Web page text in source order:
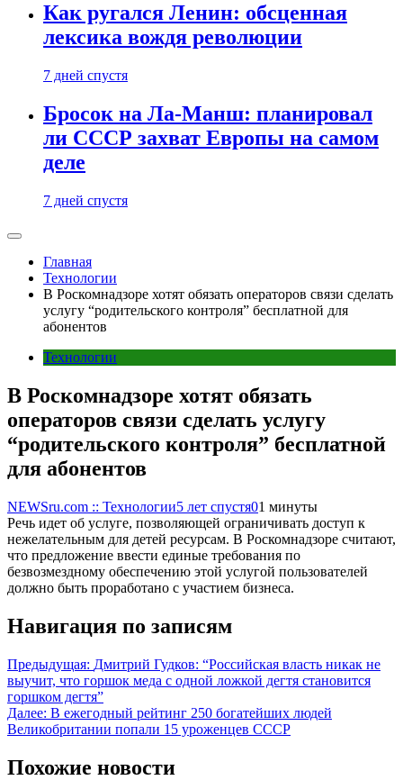
Как ругался Ленин: обсценная
лексика вождя революции
7 дней спустя
Бросок на Ла-Манш: планировал
ли СССР захват Европы на самом
деле
7 дней спустя
Главная
Технологии
В Роскомнадзоре хотят обязать операторов связи сделать
услугу “родительского контроля” бесплатной для
абонентов
Технологии
В Роскомнадзоре хотят обязать
операторов связи сделать услугу
“родительского контроля” бесплатной
для абонентов
NEWSru.com :: Технологии5 лет спустя01 минуты
Речь идет об услуге, позволяющей ограничивать доступ к
нежелательным для детей ресурсам. В Роскомнадзоре считают,
что предложение ввести единые требования по
безвозмездному обеспечению этой услугой пользователей
должно быть проработано с участием бизнеса.
Навигация по записям
Предыдущая: Дмитрий Гудков: “Российская власть никак не
выучит, что горшок меда с одной ложкой дегтя становится
горшком дегтя”
Далее: В ежегодный рейтинг 250 богатейших людей
Великобритании попали 15 уроженцев СССР
Похожие новости